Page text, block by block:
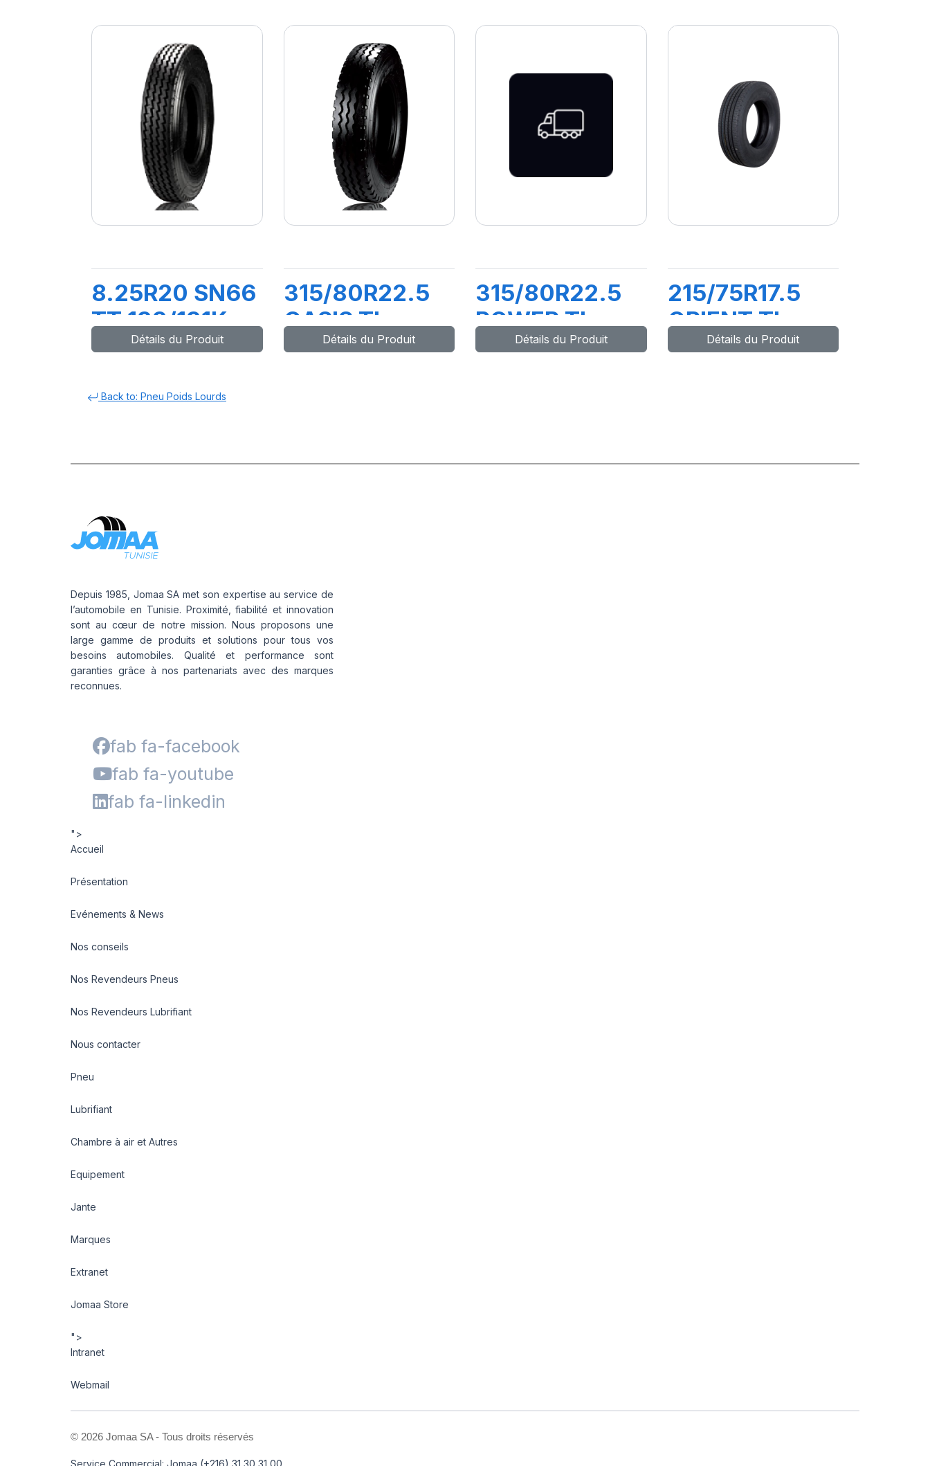
8.25R20 SN66
TT 133/131K
Détails du Produit
315/80R22.5
OASIS TL
156/150K
Détails du Produit
315/80R22.5
POWER TL
154/150M
Détails du Produit
215/75R17.5
ORIENT TL
128/126M
Détails du Produit
Back to: Pneu Poids Lourds
Depuis 1985, Jomaa SA met son expertise au service de
l’automobile en Tunisie. Proximité, fiabilité et innovation
sont au cœur de notre mission. Nous proposons une
large gamme de produits et solutions pour tous vos
besoins automobiles. Qualité et performance sont
garanties grâce à nos partenariats avec des marques
reconnues.
fab fa-facebook
fab fa-youtube
fab fa-linkedin
">
Accueil
Présentation
Evénements & News
Nos conseils
Nos Revendeurs Pneus
Nos Revendeurs Lubrifiant
Nous contacter
Pneu
Lubrifiant
Chambre à air et Autres
Equipement
Jante
Marques
Extranet
Jomaa Store
">
Intranet
Webmail
© 2026 Jomaa SA - Tous droits réservés
Service Commercial: Jomaa (+216) 31 30 31 00